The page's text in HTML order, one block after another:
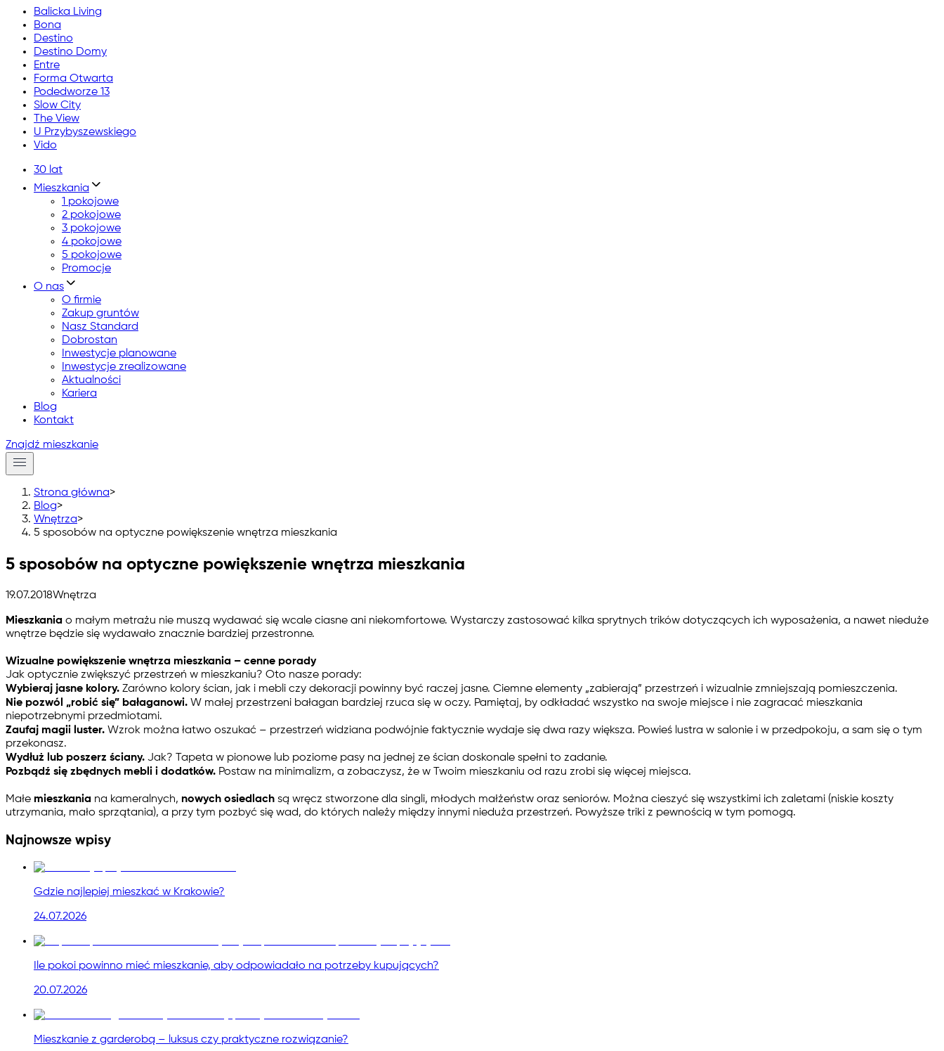
Balicka Living
Bona
Destino
Destino Domy
Entre
Forma Otwarta
Podedworze 13
Slow City
The View
U Przybyszewskiego
Vido
30 lat
Mieszkania
1 pokojowe
2 pokojowe
3 pokojowe
4 pokojowe
5 pokojowe
Promocje
O nas
O firmie
Zakup gruntów
Nasz Standard
Dobrostan
Inwestycje planowane
Inwestycje zrealizowane
Aktualności
Kariera
Blog
Kontakt
Znajdź mieszkanie
Strona główna>
Blog>
Wnętrza>
5 sposobów na optyczne powiększenie wnętrza mieszkania
5 sposobów na optyczne powiększenie wnętrza mieszkania
19.07.2018Wnętrza
Mieszkania o małym metrażu nie muszą wydawać się wcale ciasne ani niekomfortowe. Wystarczy zastosować kilka sprytnych trików dotyczących ich wyposażenia, a nawet nieduże
wnętrze będzie się wydawało znacznie bardziej przestronne.
Wizualne powiększenie wnętrza mieszkania – cenne porady
Jak optycznie zwiększyć przestrzeń w mieszkaniu? Oto nasze porady:
Wybieraj jasne kolory. Zarówno kolory ścian, jak i mebli czy dekoracji powinny być raczej jasne. Ciemne elementy „zabierają” przestrzeń i wizualnie zmniejszają pomieszczenia.
Nie pozwól „robić się” bałaganowi. W małej przestrzeni bałagan bardziej rzuca się w oczy. Pamiętaj, by odkładać wszystko na swoje miejsce i nie zagracać mieszkania
niepotrzebnymi przedmiotami.
Zaufaj magii luster. Wzrok można łatwo oszukać – przestrzeń widziana podwójnie faktycznie wydaje się dwa razy większa. Powieś lustra w salonie i w przedpokoju, a sam się o tym
przekonasz.
Wydłuż lub poszerz ściany. Jak? Tapeta w pionowe lub poziome pasy na jednej ze ścian doskonale spełni to zadanie.
Pozbądź się zbędnych mebli i dodatków. Postaw na minimalizm, a zobaczysz, że w Twoim mieszkaniu od razu zrobi się więcej miejsca.
Małe mieszkania na kameralnych, nowych osiedlach są wręcz stworzone dla singli, młodych małżeństw oraz seniorów. Można cieszyć się wszystkimi ich zaletami (niskie koszty
utrzymania, mało sprzątania), a przy tym pozbyć się wad, do których należy między innymi nieduża przestrzeń. Powyższe triki z pewnością w tym pomogą.
Najnowsze wpisy
Gdzie najlepiej mieszkać w Krakowie?
24.07.2026
Ile pokoi powinno mieć mieszkanie, aby odpowiadało na potrzeby kupujących?
20.07.2026
Mieszkanie z garderobą – luksus czy praktyczne rozwiązanie?